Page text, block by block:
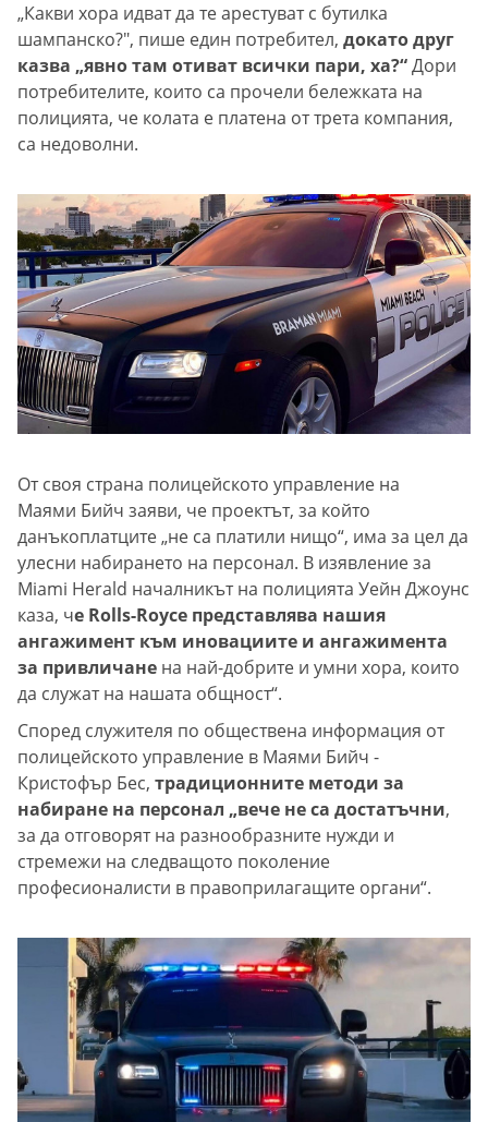
„Какви хора идват да те арестуват с бутилка
шампанско?", пише един потребител, докато друг
казва „явно там отиват всички пари, ха?“Дори
потребителите, които са прочели бележката на
полицията, че колата е платена от трета компания,
са недоволни.
От своя страна полицейското управление на
Маями Бийч заяви, че проектът, за който
данъкоплатците „не са платили нищо“, има за цел да
улесни набирането на персонал. В изявление за
Miami Herald началникът на полицията Уейн Джоунс
каза, че Rolls-Royce представлява нашия
ангажимент към иновациите и ангажимента
за привличане на най-добрите и умни хора, които
да служат на нашата общност“.
Според служителя по обществена информация от
полицейското управление в Маями Бийч -
Кристофър Бес, традиционните методи за
набиране на персонал „вече не са достатъчни,
за да отговорят на разнообразните нужди и
стремежи на следващото поколение
професионалисти в правоприлагащите органи“.